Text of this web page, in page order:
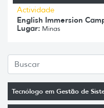
Tecnólogo em Gestão de
Actividade
English Immersion
Lugar: Minas